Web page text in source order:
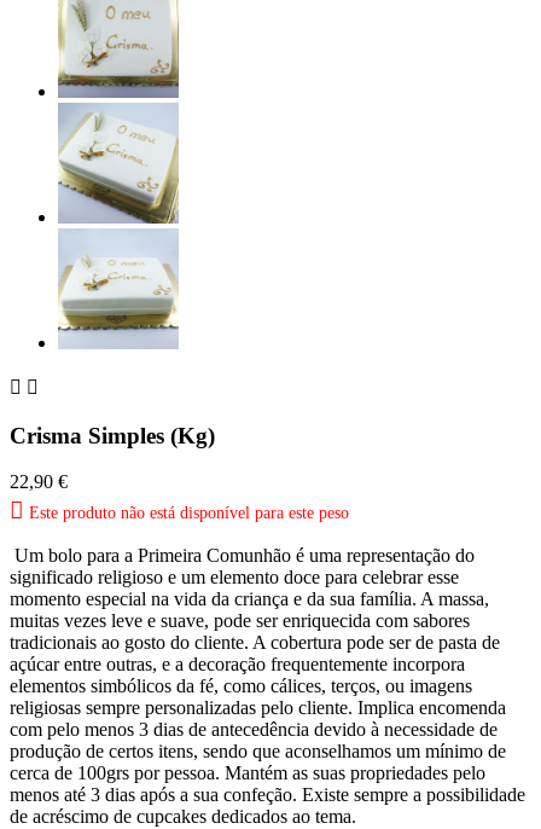
 
Crisma Simples (Kg)
22,90 €
 Este produto não está disponível para este peso
Um bolo para a Primeira Comunhão é uma representação do
significado religioso e um elemento doce para celebrar esse
momento especial na vida da criança e da sua família. A massa,
muitas vezes leve e suave, pode ser enriquecida com sabores
tradicionais ao gosto do cliente. A cobertura pode ser de pasta de
açúcar entre outras, e a decoração frequentemente incorpora
elementos simbólicos da fé, como cálices, terços, ou imagens
religiosas sempre personalizadas pelo cliente. Implica encomenda
com pelo menos 3 dias de antecedência devido à necessidade de
produção de certos itens, sendo que aconselhamos um mínimo de
cerca de 100grs por pessoa. Mantém as suas propriedades pelo
menos até 3 dias após a sua confeção. Existe sempre a possibilidade
de acréscimo de cupcakes dedicados ao tema.